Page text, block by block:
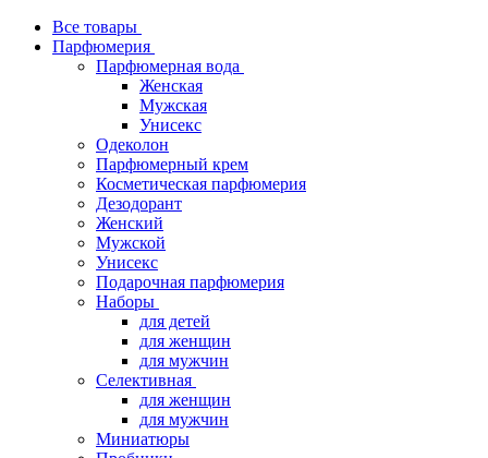
Все товары
Парфюмерия
Парфюмерная вода
Женская
Мужская
Унисекс
Одеколон
Парфюмерный крем
Косметическая парфюмерия
Дезодорант
Женский
Мужской
Унисекс
Подарочная парфюмерия
Наборы
для детей
для женщин
для мужчин
Селективная
для женщин
для мужчин
Миниатюры